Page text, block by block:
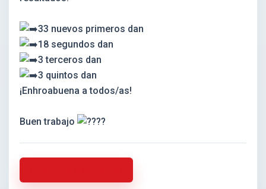
33 nuevos primeros dan
18 segundos dan
3 terceros dan
3 quintos dan
¡Enhroabuena a todos/as!
Buen trabajo